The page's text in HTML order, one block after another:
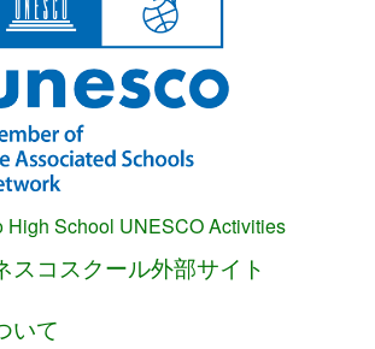
High School UNESCO Activities
スコスクール外部サイト
いて